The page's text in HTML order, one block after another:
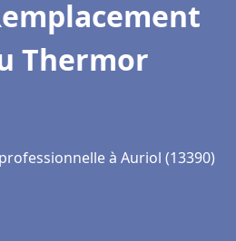
Thermor
à Auriol (13390)